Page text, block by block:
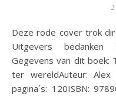
Deze rode cover trok direct mijn aandacht. Ik wil Gottmer
Uitgevers bedanken
Gegevens van dit boek:
ter wereldAuteur: Alex
pagina´s: 120ISBN: